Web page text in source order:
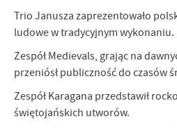
Trio Janusza zaprezentowało
ludowe w tradycyjnym wykonaniu.
Zespół Medievals, grając na
przeniósł publiczność do czasów
Zespół Karagana przedstawił
świętojańskich utworów.
wykorzystywania witryny internetowej,
z jaką odwiedzane są nasze serwisy
popularności wśród użytkowników.
przetwarzane w formie
analityczne pliki cookies gwarantuje
funkcjonalności.
Więcej
Reklamowe
Dzięki reklamowym plikom cookies
informacje i aktualności na stronach
Promocyjne pliki cookies służą do
komunikatów na podstawie analizy
Więcej